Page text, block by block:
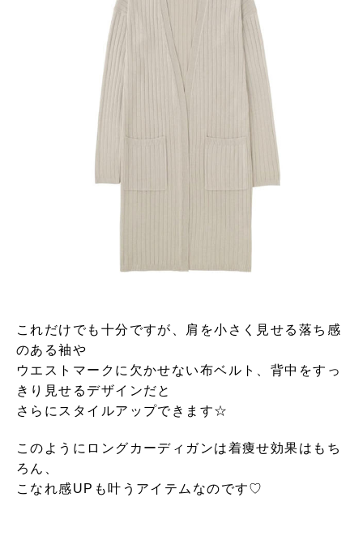
これだけでも十分ですが、肩を小さく見せる落ち感
のある袖や
ウエストマークに欠かせない布ベルト、背中をすっ
きり見せるデザインだと
さらにスタイルアップできます☆
このようにロングカーディガンは着痩せ効果はもち
ろん、
こなれ感UPも叶うアイテムなのです♡